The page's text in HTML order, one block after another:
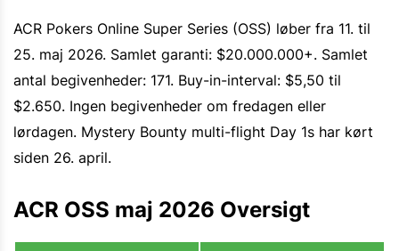
ACR Pokers Online Super Series (OSS) løber fra 11. til
25. maj 2026. Samlet garanti: $20.000.000+. Samlet
antal begivenheder: 171. Buy-in-interval: $5,50 til
$2.650. Ingen begivenheder om fredagen eller
lørdagen. Mystery Bounty multi-flight Day 1s har kørt
siden 26. april.
ACR OSS maj 2026 Oversigt